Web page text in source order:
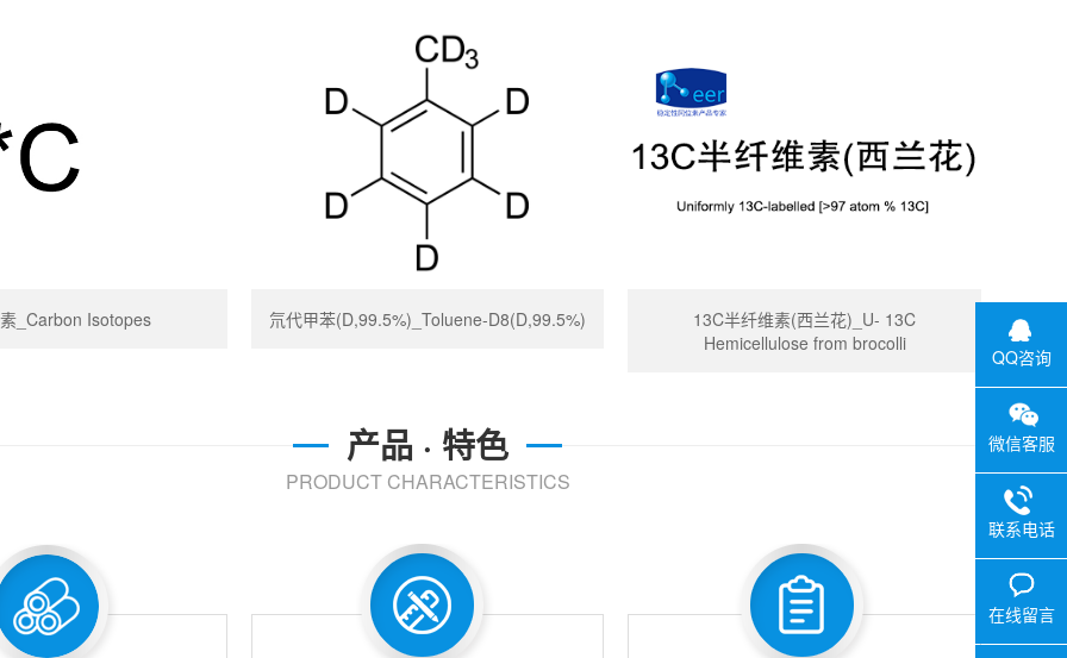
_Carbon Isotopes 氘代甲苯(D,99.5%)_Toluene-D8(D,99.5%)
13C半纤维素(西兰花)_U- 13C
Hemicellulose from brocolli
产品 · 特色
PRODUCT CHARACTERISTICS
QQ咨询
微信客服
联系电话
在线留言